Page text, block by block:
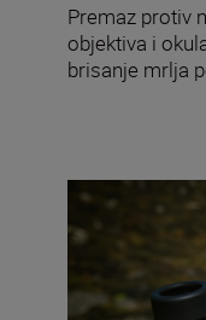
Premaz protiv
objektiva i
brisanje mrlja